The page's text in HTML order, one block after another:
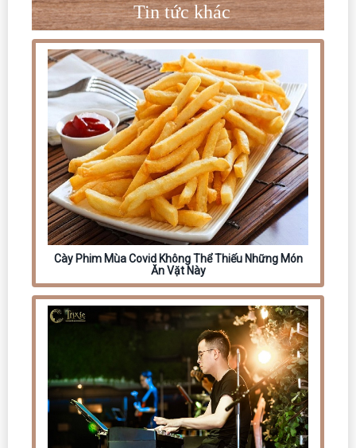
Tin tức khác
Cày Phim Mùa Covid Không Thể Thiếu Những Món
Ăn Vặt Này